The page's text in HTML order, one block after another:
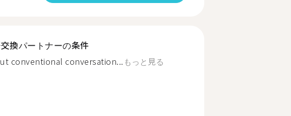
換パートナーの条件
conventional conversation... もっと見る